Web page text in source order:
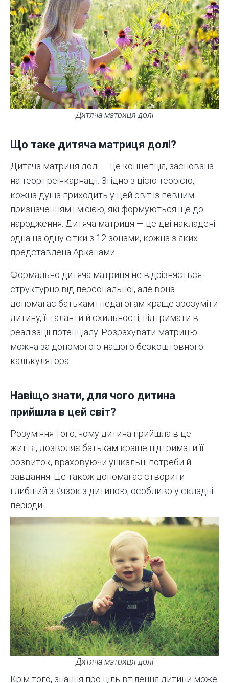
Дитяча матриця долі
Що таке дитяча матриця долі?
Дитяча матриця долі — це концепція, заснована
на теоріїреінкарнації. Згідно з цією теорією,
кожна душа приходить у цей світ із певним
призначенням і місією, які формуються ще до
народження. Дитяча матриця — це дві накладені
одна на одну сітки з 12 зонами, кожна з яких
представлена Арканами.
Формально дитяча матриця не відрізняється
структурно від персональної, але вона
допомагає батькам і педагогам краще зрозуміти
дитину, її таланти й схильності, підтримати в
реалізації потенціалу. Розрахувати матрицю
можна за допомогою нашого безкоштовного
калькулятора.
Навіщо знати, для чого дитина
прийшла в цей світ?
Розуміння того, чому дитина прийшла в це
життя, дозволяє батькам краще підтримати її
розвиток, враховуючи унікальні потреби й
завдання. Це також допомагає створити
глибший зв’язок з дитиною, особливо у складні
періоди.
Дитяча матриця долі
Крім того, знання про ціль втілення дитини може